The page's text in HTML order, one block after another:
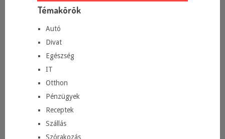
Témakörök
Autó
Divat
Egészség
IT
Otthon
Pénzügyek
Receptek
Szállás
Szórakozás